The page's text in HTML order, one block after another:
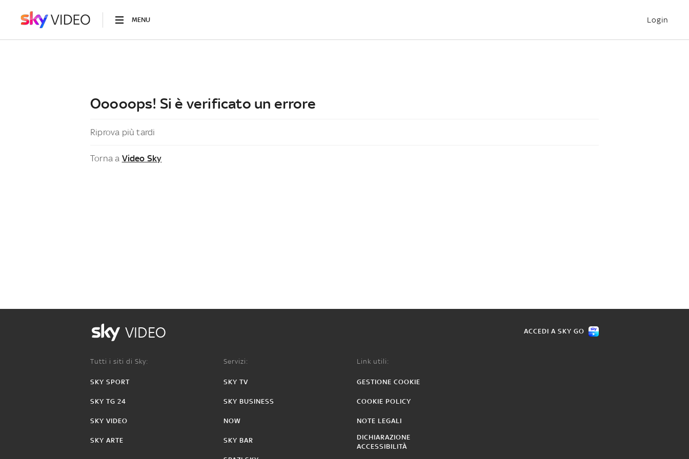
MENU Login
Ooooops! Si è verificato un errore
Riprova più tardi
Torna a Video Sky
VIDEO ACCEDI A SKY GO
Tutti i siti di Sky:
SKY SPORT
SKY TG 24
SKY VIDEO
SKY ARTE
Servizi:
SKY TV
SKY BUSINESS
NOW
SKY BAR
Link utili:
GESTIONE COOKIE
COOKIE POLICY
NOTE LEGALI
DICHIARAZIONE
ACCESSIBILITÀ